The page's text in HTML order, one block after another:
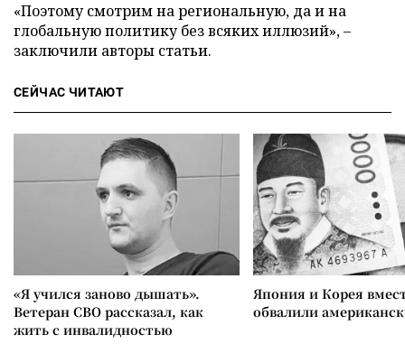
«Поэтому смотрим на региональную, да и на
глобальную политику без всяких иллюзий», –
заключили авторы статьи.
СЕЙЧАС ЧИТАЮТ
«Я учился заново дышать».
Ветеран СВО рассказал, как
жить с инвалидностью
Япония и Корея
обвалили